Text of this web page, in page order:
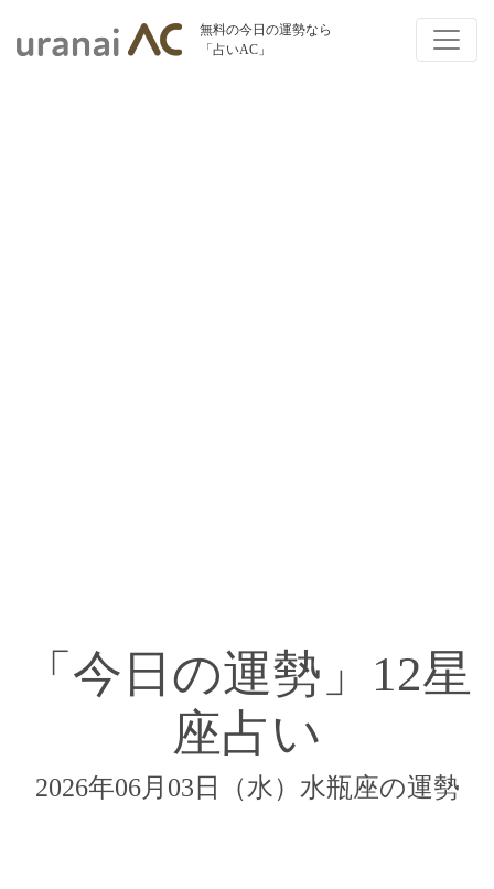
無料の今日の運勢なら
「占いAC」
「今日の運勢」12星
座占い
2026年06月03日（水）水瓶座の運勢